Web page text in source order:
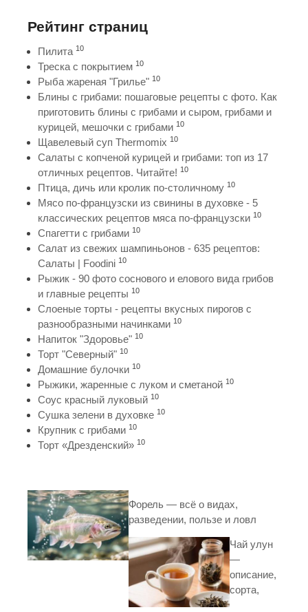
Рейтинг страниц
Пилита 10
Треска с покрытием 10
Рыба жареная "Грилье" 10
Блины с грибами: пошаговые рецепты с фото. Как
приготовить блины с грибами и сыром, грибами и
курицей, мешочки с грибами 10
Щавелевый суп Thermomix 10
Салаты с копченой курицей и грибами: топ из 17
отличных рецептов. Читайте! 10
Птица, дичь или кролик по-столичному 10
Мясо по-французски из свинины в духовке - 5
классических рецептов мяса по-французски 10
Спагетти с грибами 10
Салат из свежих шампиньонов - 635 рецептов:
Салаты | Foodini 10
Рыжик - 90 фото соснового и елового вида грибов
и главные рецепты 10
Слоеные торты - рецепты вкусных пирогов с
разнообразными начинками 10
Напиток "Здоровье" 10
Торт "Северный" 10
Домашние булочки 10
Рыжики, жаренные с луком и сметаной 10
Соус красный луковый 10
Сушка зелени в духовке 10
Крупник с грибами 10
Торт «Дрезденский» 10
Форель — всё о видах,
разведении, пользе и ловл
Чай улун
—
описание,
сорта,